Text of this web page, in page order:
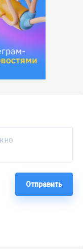
Отправить